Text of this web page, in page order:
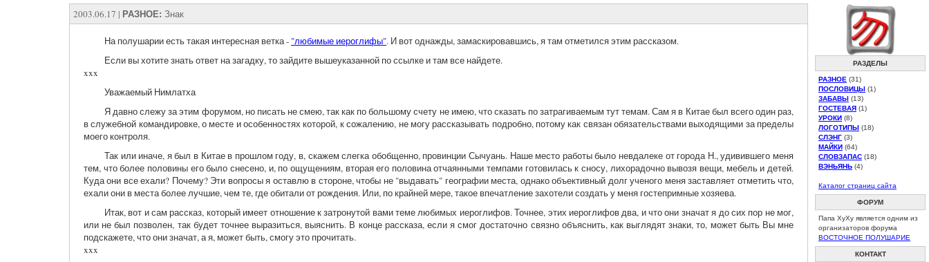
2003.06.17 | РАЗНОЕ: Знак
На полушарии есть такая интересная ветка - "любимые иероглифы". И вот однажды, замаскировавшись, я там отметился этим рассказом.
Если вы хотите знать ответ на загадку, то зайдите вышеуказанной по ссылке и там все найдете.
xxx
Уважаемый Нимлатха
Я давно слежу за этим форумом, но писать не смею, так как по большому счету не имею, что сказать по затрагиваемым тут темам. Сам я в Китае был всего один раз,
в служебной командировке, о месте и особенностях которой, к сожалению, не могу рассказывать подробно, потому как связан обязательствами выходящими за пределы
моего контроля.
Так или иначе, я был в Китае в прошлом году, в, скажем слегка обобщенно, провинции Сычуань. Наше место работы было невдалеке от города Н., удивившего меня
тем, что более половины его было снесено, и, по ощущениям, вторая его половина отчаянными темпами готовилась к сносу, лихорадочно вывозя вещи, мебель и детей.
Куда они все ехали? Почему? Эти вопросы я оставлю в стороне, чтобы не "выдавать" географии места, однако объективный долг ученого меня заставляет отметить что,
ехали они в места более лучшие, чем те, где обитали от рождения. Или, по крайней мере, такое впечатление захотели создать у меня гостепримные хозяева.
Итак, вот и сам рассказ, который имеет отношение к затронутой вами теме любимых иероглифов. Точнее, этих иероглифов два, и что они значат я до сих пор не мог,
или не был позволен, так будет точнее выразиться, выяснить. В конце рассказа, если я смог достаточно связно объяснить, как выглядят знаки, то, может быть Вы мне
подскажете, что они значат, а я, может быть, смогу это прочитать.
xxx
РАЗДЕЛЫ
РАЗНОЕ (31)
ПОСЛОВИЦЫ (1)
ЗАБАВЫ (13)
ГОСТЕВАЯ (1)
УРОКИ (8)
ЛОГОТИПЫ (18)
СЛЭНГ (3)
МАЙКИ (64)
СЛОВЗАПАС (18)
ВЭНЬЯНЬ (4)
Каталог страниц сайта
ФОРУМ
Папа ХуХу является одним из
организаторов форума
ВОСТОЧНОЕ ПОЛУШАРИЕ
КОНТАКТ